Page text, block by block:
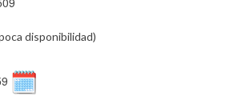
disponibilidad)